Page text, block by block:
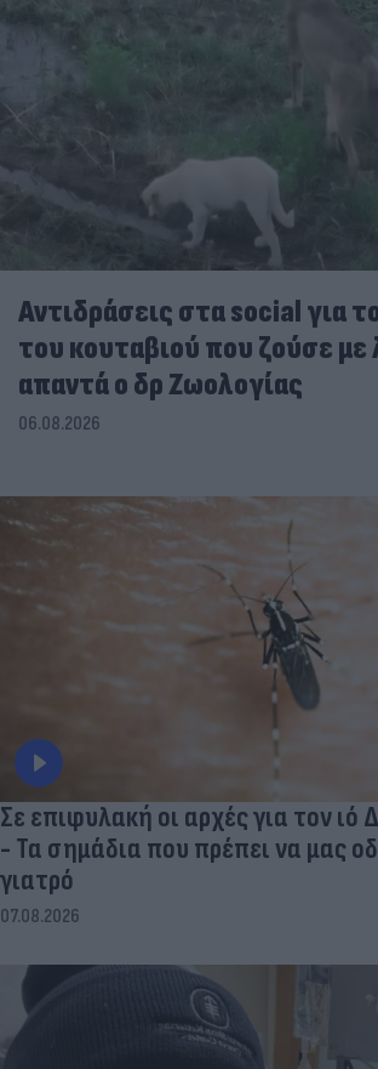
Αντιδράσεις στα social για
του κουταβιού που ζούσε με
απαντά ο δρ Ζωολογίας
06.08.2026
Σε επιφυλακή οι αρχές για τον ιό
- Τα σημάδια που πρέπει να μας
γιατρό
07.08.2026